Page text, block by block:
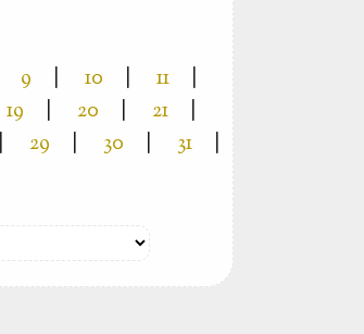
9 | 10 | 11
|
19 | 20 | 21
|
| 29 | 30 | 31
|